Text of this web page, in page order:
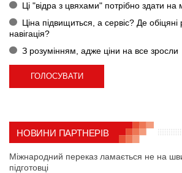
Ці "відра з цвяхами" потрібно здати на
Ціна підвищиться, а сервіс? Де
навігація?
З розумінням, адже ціни на все зросли
НОВИНИ ПАРТНЕРІВ
Міжнародний переказ ламається не на
підготовці